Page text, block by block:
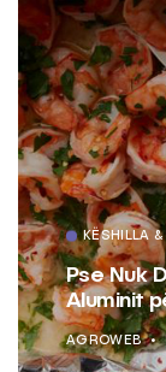
KËSHILLA &
Pse Nuk
Aluminit
AGROWEB